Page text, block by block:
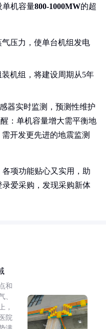
单机容量800-1000MW的超
压力，使单台机组发电
机组，将建设周期从5年
器实时监测，预测性维护
：单机容量增大需平衡地
开发更先进的地震监测
项功能贴心又实用，助
爱采购，发现采购新体
和
、
，
院